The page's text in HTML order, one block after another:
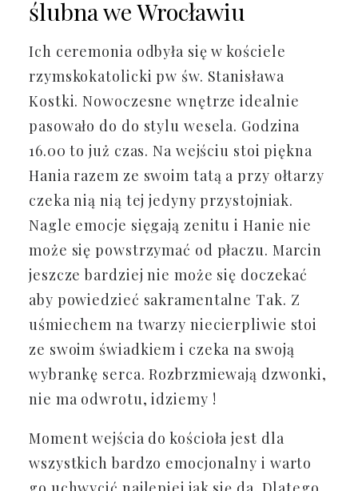
ślubna we Wrocławiu
Ich ceremonia odbyła się w kościele
rzymskokatolicki pw św. Stanisława
Kostki. Nowoczesne wnętrze idealnie
pasowało do do stylu wesela. Godzina
16.00 to już czas. Na wejściu stoi piękna
Hania razem ze swoim tatą a przy ołtarzy
czeka nią nią tej jedyny przystojniak.
Nagle emocje sięgają zenitu i Hanie nie
może się powstrzymać od płaczu. Marcin
jeszcze bardziej nie może się doczekać
aby powiedzieć sakramentalne Tak. Z
uśmiechem na twarzy niecierpliwie stoi
ze swoim świadkiem i czeka na swoją
wybrankę serca. Rozbrzmiewają dzwonki,
nie ma odwrotu, idziemy !
Moment wejścia do kościoła jest dla
wszystkich bardzo emocjonalny i warto